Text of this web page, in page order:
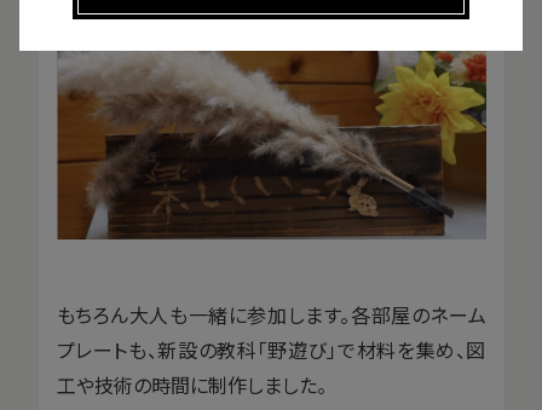
もちろん大人も一緒に参加します。各部屋のネーム
プレートも、新設の教科「野遊び」で材料を集め、図
工や技術の時間に制作しました。